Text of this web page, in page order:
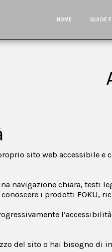
HOME GUIDE
sito web accessibile
navigazione chiara, testi
i prodotti FOKU,
del sito o hai bisogno di